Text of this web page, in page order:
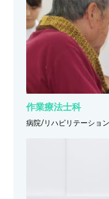
作業療法士科
病院/リハビリテーショ